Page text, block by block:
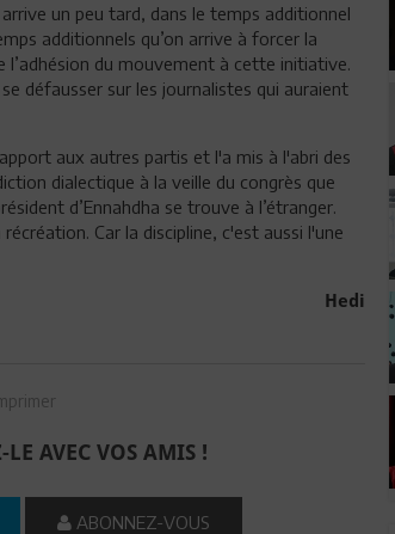
un peu tard, dans le temps additionnel
additionnels qu’on arrive à forcer la
l’adhésion du mouvement à cette initiative.
défausser sur les journalistes qui auraient
aux autres partis et l'a mis à l'abri des
dialectique à la veille du congrès que
d’Ennahdha se trouve à l’étranger.
Car la discipline, c'est aussi l'une
Hedi
LE AVEC VOS AMIS !
ABONNEZ-VOUS